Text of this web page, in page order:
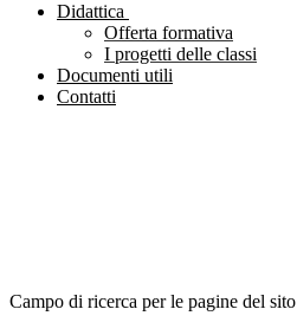
Didattica
Offerta formativa
I progetti delle classi
Documenti utili
Contatti
Campo di ricerca per le pagine del sito